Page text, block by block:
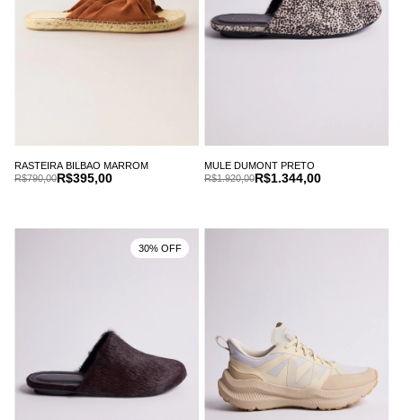
RASTEIRA BILBAO MARROM
R$395,00
R$790,00
MULE DUMONT PRETO
R$1.344,00
R$1.920,00
30% OFF